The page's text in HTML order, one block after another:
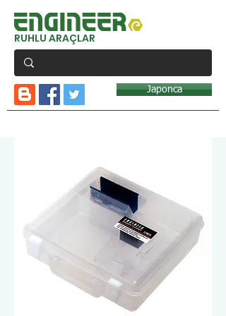
RUHLU ARAÇLAR
Japonca